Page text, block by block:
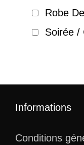
Robe
Soirée /
Informations
Conditions